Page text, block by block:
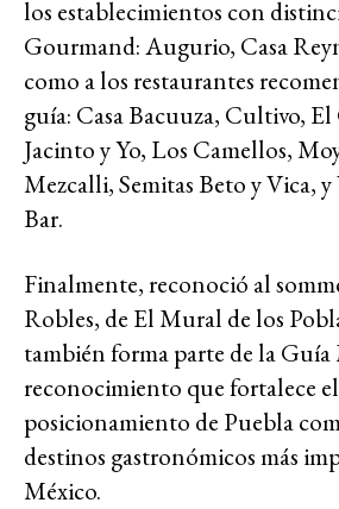
los establecimientos con
Gourmand: Augurio, Casa
como a los restaurantes
guía: Casa Bacuuza, Cultivo,
Jacinto y Yo, Los Camellos,
Mezcalli, Semitas Beto y Vica,
Bar.
Finalmente, reconoció al
Robles, de El Mural de los
también forma parte de la
reconocimiento que fortalece el
posicionamiento de Puebla
destinos gastronómicos más
México.